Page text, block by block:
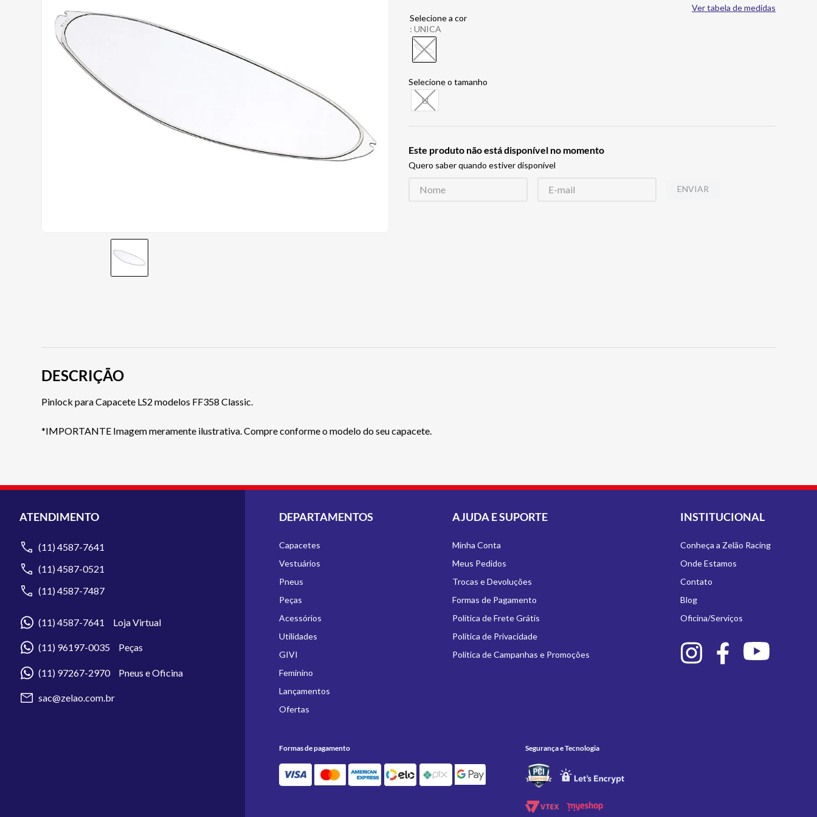
: UNICA
U
Ver tabela de medidas
Este produto não está disponível no momento
Quero saber quando estiver disponível
ENVIAR
DESCRIÇÃO
Pinlock para Capacete LS2 modelos FF358 Classic.
*IMPORTANTE Imagem meramente ilustrativa. Compre conforme o modelo do seu capacete.
ATENDIMENTO
(11) 4587-7641
(11) 4587-0521
(11) 4587-7487
(11) 4587-7641 Loja Virtual
(11) 96197-0035 Peças
(11) 97267-2970 Pneus e Oficina
sac@zelao.com.br
DEPARTAMENTOS
Capacetes
Vestuários
Pneus
Peças
Acessórios
Utilidades
GIVI
Feminino
Lançamentos
Ofertas
AJUDA E SUPORTE
Minha Conta
Meus Pedidos
Trocas e Devoluções
Formas de Pagamento
Política de Frete Grátis
Política de Privacidade
Política de Campanhas e Promoções
INSTITUCIONAL
Conheça a Zelão Racing
Onde Estamos
Contato
Blog
Oficina/Serviços
Formas de pagamento Segurança e Tecnologia
9º CALÇA